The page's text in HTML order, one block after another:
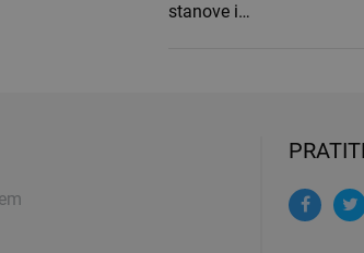
stanove i…